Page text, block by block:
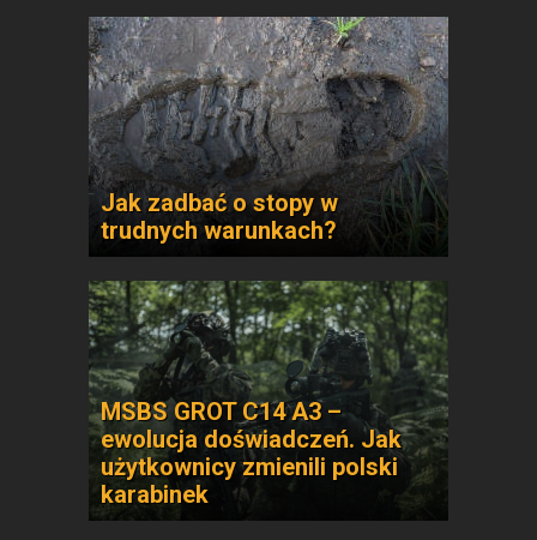
Jak zadbać o stopy w
trudnych warunkach?
MSBS GROT C14 A3 –
ewolucja doświadczeń. Jak
użytkownicy zmienili polski
karabinek